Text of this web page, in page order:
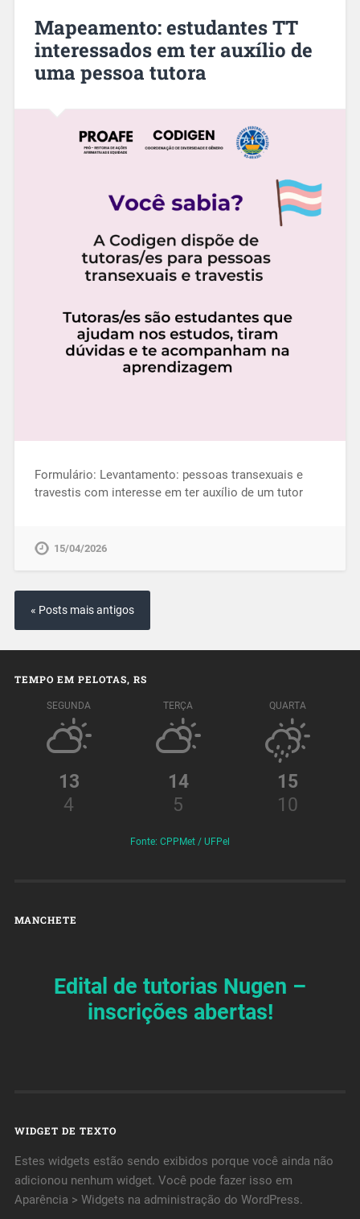
Mapeamento: estudantes TT
interessados em ter auxílio de
uma pessoa tutora
Formulário: Levantamento: pessoas transexuais e
travestis com interesse em ter auxílio de um tutor
15/04/2026
« Posts mais antigos
TEMPO EM PELOTAS, RS
SEGUNDA
13
4
TERÇA
14
5
QUARTA
15
10
Fonte: CPPMet / UFPel
MANCHETE
Edital de tutorias Nugen –
inscrições abertas!
WIDGET DE TEXTO
Estes widgets estão sendo exibidos porque você ainda não
adicionou nenhum widget. Você pode fazer isso em
Aparência > Widgets na administração do WordPress.